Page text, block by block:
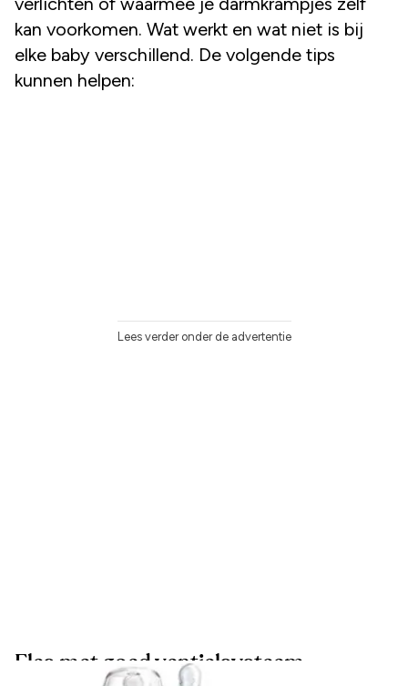
kan voorkomen. Wat werkt en wat niet is bij
elke baby verschillend. De volgende tips
kunnen helpen:
Lees verder onder de advertentie
Fles met goed ventielsysteem